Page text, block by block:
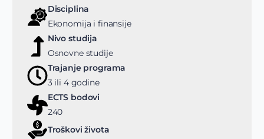
Disciplina
Ekonomija i finansije
Nivo studija
Osnovne studije
Trajanje programa
3 ili 4 godine
ECTS bodovi
240
Troškovi života